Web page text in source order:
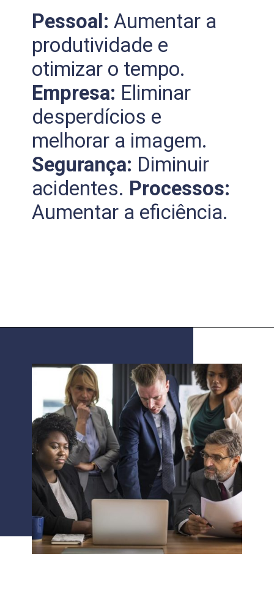
Pessoal: Aumentar a
produtividade e
otimizar o tempo.
Empresa: Eliminar
desperdícios e
melhorar a imagem.
Segurança: Diminuir
acidentes. Processos:
Aumentar a eficiência.